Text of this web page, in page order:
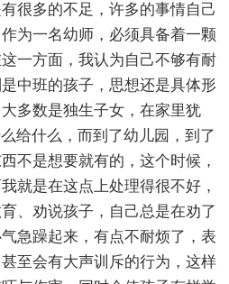
很多的不足，许多的事情自己
为一名幼师，必须具备着一颗
一方面，我认为自己不够有耐
中班的孩子，思想还是具体形
多数是独生子女，在家里犹
给什么，而到了幼儿园，到了
不是想要就有的，这个时候，
就是在这点上处理得很不好，
、劝说孩子，自己总是在劝了
急躁起来，有点不耐烦了，表
至会有大声训斥的行为，这样